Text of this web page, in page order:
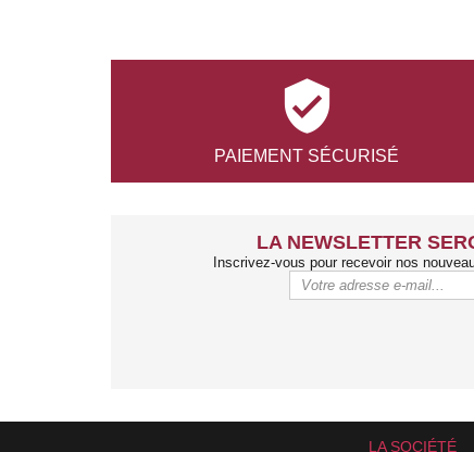

PAIEMENT SÉCURISÉ
LA NEWSLETTER
Inscrivez-vous pour recevoir nos
LA SOCIÉTÉ